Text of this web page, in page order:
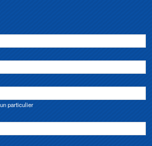
particulier